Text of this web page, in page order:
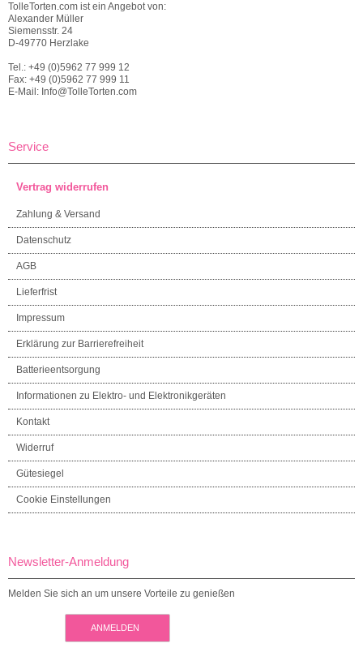
TolleTorten.com ist ein Angebot von:
Alexander Müller
Siemensstr. 24
D-49770 Herzlake
Tel.: +49 (0)5962 77 999 12
Fax: +49 (0)5962 77 999 11
E-Mail: Info@TolleTorten.com
Service
Vertrag widerrufen
Zahlung & Versand
Datenschutz
AGB
Lieferfrist
Impressum
Erklärung zur Barrierefreiheit
Batterieentsorgung
Informationen zu Elektro- und Elektronikgeräten
Kontakt
Widerruf
Gütesiegel
Cookie Einstellungen
Newsletter-Anmeldung
Melden Sie sich an um unsere Vorteile zu genießen
ANMELDEN